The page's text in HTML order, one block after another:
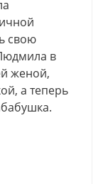
свою
в
женой,
а теперь